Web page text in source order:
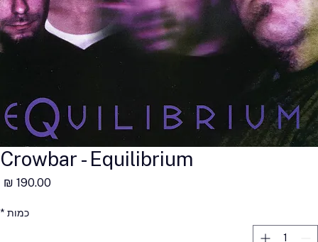
Crowbar - Equilibrium
כמות *